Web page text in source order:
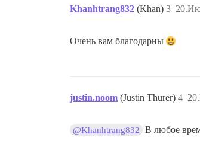
Khanhtrang832 (Khan) 3
Очень вам благодарны
justin.noom (Justin Thurer) 4
@Khanhtrang832 В любое